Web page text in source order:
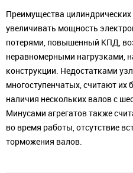
Преимущества цилиндрических
увеличивать мощность
потерями, повышенный КПД,
неравномерными нагрузками,
конструкции. Недостатками
многоступенчатых, считают
наличия нескольких валов с
Минусами агрегатов также
во время работы, отсутствие
торможения валов.